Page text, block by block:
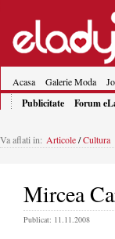
Acasa Galerie Moda
Publicitate Forum
Va aflati in: Articole/Cultura
Mircea
Publicat: 11.11.2008